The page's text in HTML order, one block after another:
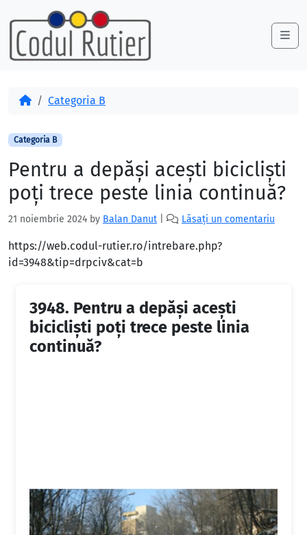
Skip to content
Skip to footer
AcasăCategoria B
Categoria B
Pentru a depăşi aceşti biciclişti
poţi trece peste linia continuă?
21 noiembrie 2024 by Balan Danut Lăsați un comentariu
https://web.codul-rutier.ro/intrebare.php?
id=3948&tip=drpciv&cat=b
3948. Pentru a depăşi aceşti
biciclişti poţi trece peste linia
continuă?